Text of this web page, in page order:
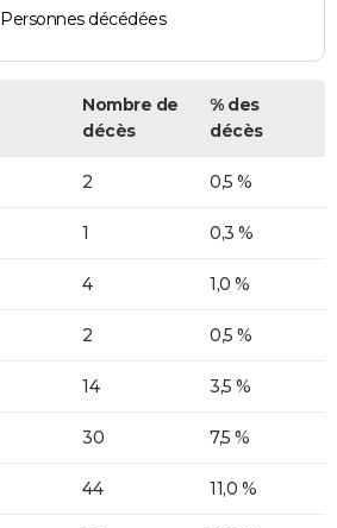
Personnes décédées
Nombre de
décès
% des
décès
2 0,5 %
1 0,3 %
4 1,0 %
2 0,5 %
14 3,5 %
30 7,5 %
44 11,0 %